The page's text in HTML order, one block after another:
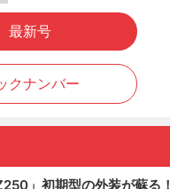
最新号
クナンバー
」初期型の外装が蘇る！